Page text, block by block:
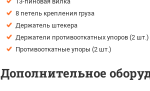
8 петель крепления груза
Держатель штекера
Держатели противооткатных упоров (2 шт.)
Противооткатные упоры (2 шт.)
Дополнительное